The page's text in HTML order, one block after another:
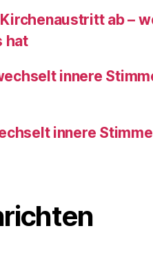
ab –
hat
innere
innere